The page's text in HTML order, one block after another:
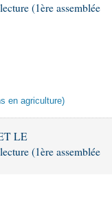
(1ère assemblée
en agriculture)
LE
(1ère assemblée